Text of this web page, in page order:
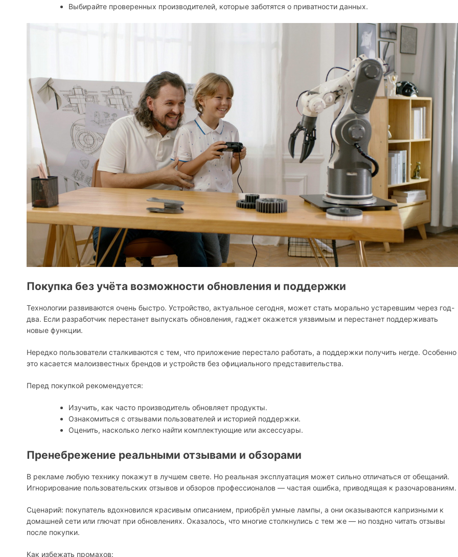
Выбирайте проверенных производителей, которые заботятся о приватности данных.
Покупка без учёта возможности обновления и поддержки
Технологии развиваются очень быстро. Устройство, актуальное сегодня, может стать морально устаревшим через год-
два. Если разработчик перестанет выпускать обновления, гаджет окажется уязвимым и перестанет поддерживать
новые функции.
Нередко пользователи сталкиваются с тем, что приложение перестало работать, а поддержки получить негде. Особенно
это касается малоизвестных брендов и устройств без официального представительства.
Перед покупкой рекомендуется:
Изучить, как часто производитель обновляет продукты.
Ознакомиться с отзывами пользователей и историей поддержки.
Оценить, насколько легко найти комплектующие или аксессуары.
Пренебрежение реальными отзывами и обзорами
В рекламе любую технику покажут в лучшем свете. Но реальная эксплуатация может сильно отличаться от обещаний.
Игнорирование пользовательских отзывов и обзоров профессионалов — частая ошибка, приводящая к разочарованиям.
Сценарий: покупатель вдохновился красивым описанием, приобрёл умные лампы, а они оказываются капризными к
домашней сети или глючат при обновлениях. Оказалось, что многие столкнулись с тем же — но поздно читать отзывы
после покупки.
Как избежать промахов: